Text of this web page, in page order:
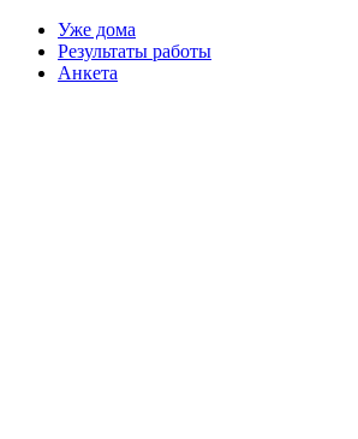
Уже дома
Результаты работы
Анкета